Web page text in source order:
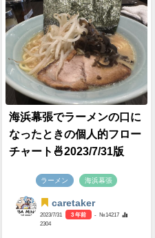
海浜幕張でラーメンの口に
なったときの個人的フロー
チャート🍜2023/7/31版
ラーメン 海浜幕張
caretaker
2023/7/31 3 年前
- №14217
2304